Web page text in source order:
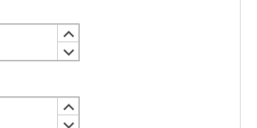
keyboard_arrow_up
keyboard_arrow_down
keyboard_arrow_up